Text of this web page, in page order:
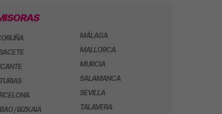
/ BIZKAIA
MÁLAGA
MALLORCA
MURCIA
SALAMANCA
SEVILLA
TALAVERA